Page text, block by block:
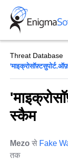
Skip
content
Threat Database
स्कैम
Mezo से Fake
तक